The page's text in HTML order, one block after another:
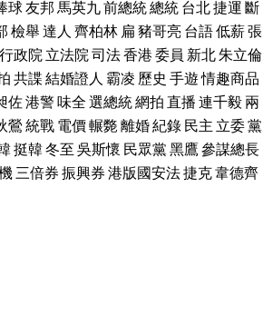
球友邦馬英九前總統總統台北捷運 斷
檢舉達人 齊柏林 扁豬哥亮台語低薪張
行政院立法院司法香港委員 新北朱立倫
共諜結婚證人 霸凌 歷史 手遊情趣商品
佐港警味全選總統網拍直播連千毅兩
鶯統戰電價輾斃離婚紀錄民主 立委黨
挺韓冬至吳斯懷 民眾黨黑鷹參謀總長
三倍券振興券港版國安法捷克韋德齊